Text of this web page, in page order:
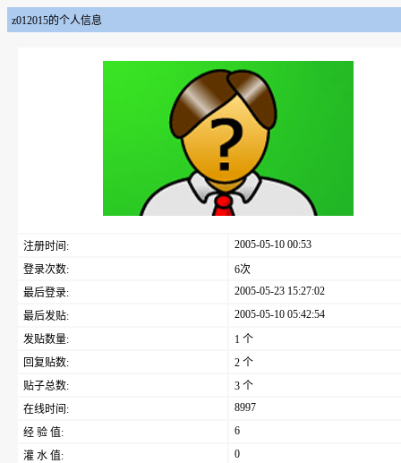
z012015的个人信息
注册时间:
2005-05-10 00:53
登录次数:
6次
最后登录:
2005-05-23 15:27:02
最后发贴:
2005-05-10 05:42:54
发贴数量:
1 个
回复贴数:
2 个
贴子总数:
3 个
在线时间:
8997
经 验 值:
6
灌 水 值:
0